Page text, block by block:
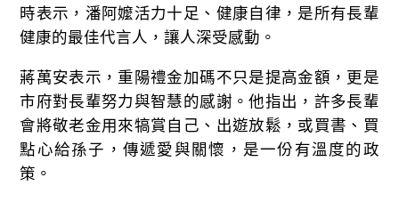
時表示，潘阿嬤活力十足、健康自律，是所有長輩
健康的最佳代言人，讓人深受感動。
蔣萬安表示，重陽禮金加碼不只是提高金額，更是
市府對長輩努力與智慧的感謝。他指出，許多長輩
會將敬老金用來犒賞自己、出遊放鬆，或買書、買
點心給孫子，傳遞愛與關懷，是一份有溫度的政
策。